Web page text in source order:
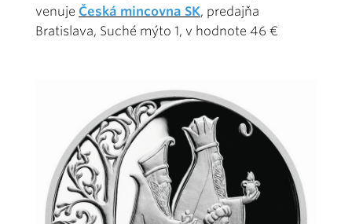
venuje Česká mincovna SK, predajňa
Bratislava, Suché mýto 1, v hodnote 46 €